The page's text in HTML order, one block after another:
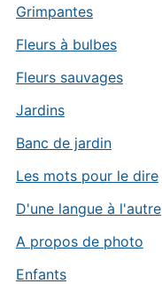
Grimpantes
Fleurs à bulbes
Fleurs sauvages
Jardins
Banc de jardin
Les mots pour le dire
D'une langue à l'autre
A propos de photo
Enfants